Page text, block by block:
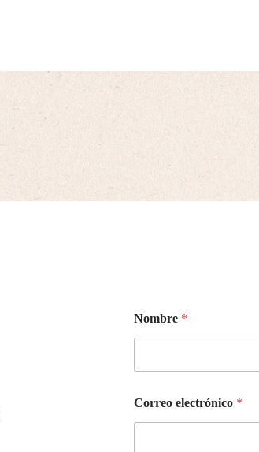
Nombre *
Correo electrónico *